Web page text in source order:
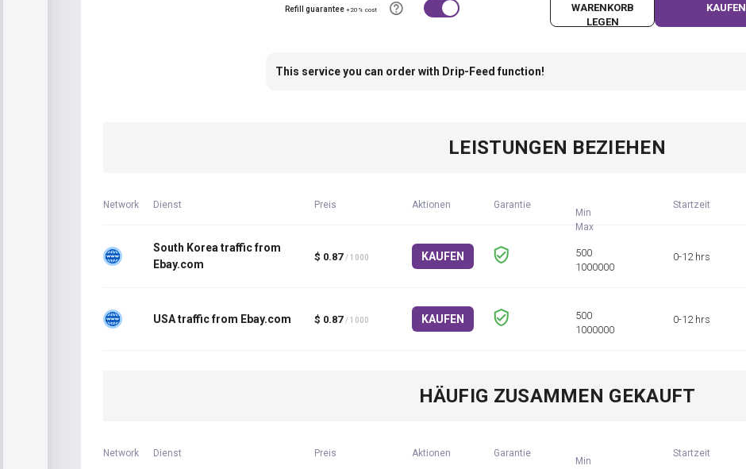
Refill guarantee +20% cost
WARENKORB
LEGEN
KAUFEN
This service you can order with Drip-Feed function!
LEISTUNGEN BEZIEHEN
Network Dienst Preis Aktionen Garantie
Min
Max
Startzeit
South Korea traffic from
Ebay.com
$ 0.87 / 1000 KAUFEN
500
1000000
0-12 hrs
USA traffic from Ebay.com $ 0.87 / 1000 KAUFEN
500
1000000
0-12 hrs
HÄUFIG ZUSAMMEN GEKAUFT
Network Dienst Preis Aktionen Garantie
Min
Startzeit